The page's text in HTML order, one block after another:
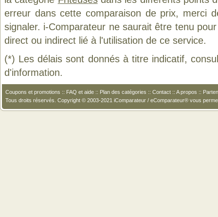
erreur dans cette comparaison de prix, merci
signaler. i-Comparateur ne saurait être tenu
direct ou indirect lié à l'utilisation de ce service.
(*) Les délais sont donnés à titre indicatif,
d'information.
Coupons et promotions :: FAQ et aide :: Plan des catégories :: Contact :: A propos ::
Tous droits réservés. Copyright © 2003-2021 iComparateur / eComparateur® vous